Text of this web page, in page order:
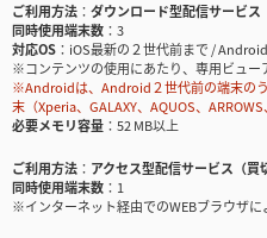
ご利用方法
ダウンロード型配信サービス
同時使用端末数
3
対応OS
iOS最新の２世代前まで /
※コンテンツの使用にあたり、専用ビュ
※Androidは、Android２世代前の端末の
末（Xperia、GALAXY、AQUOS、
必要メモリ容量
52 MB以上
ご利用方法
アクセス型配信サービス（買
同時使用端末数
1
※インターネット経由でのWEBブラウザに